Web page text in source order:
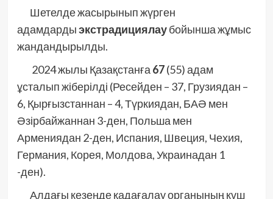
Шетелде жасырынып жүрген
адамдардыэкстрадициялаубойынша жұмыс
жандандырылды.
2024 жылы Қазақстанға 67(55) адам
ұсталып жіберілді (Ресейден – 37, Грузиядан –
6, Қырғызстаннан – 4, Түркиядан, БАӘ мен
Әзірбайжаннан 3-ден, Польша мен
Армениядан 2-ден, Испания, Швеция, Чехия,
Германия, Корея, Молдова, Украинадан 1
-ден).
Алдағы кезеңде қадағалау органының күш